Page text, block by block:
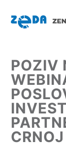
POZIV